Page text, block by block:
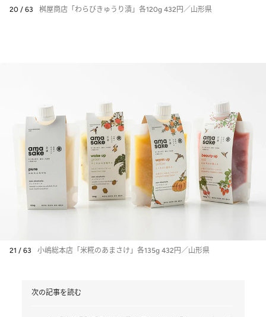
20 / 63 桝屋商店「わらびきゅうり漬」各120g 432円／山形県
21 / 63 小嶋総本店「米糀のあまさけ」各135g 432円／山形県
次の記事を読む